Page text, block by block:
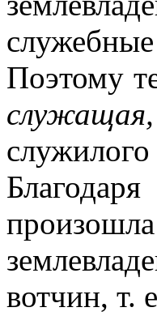
Поэтому
служащая,
вотчин, т.